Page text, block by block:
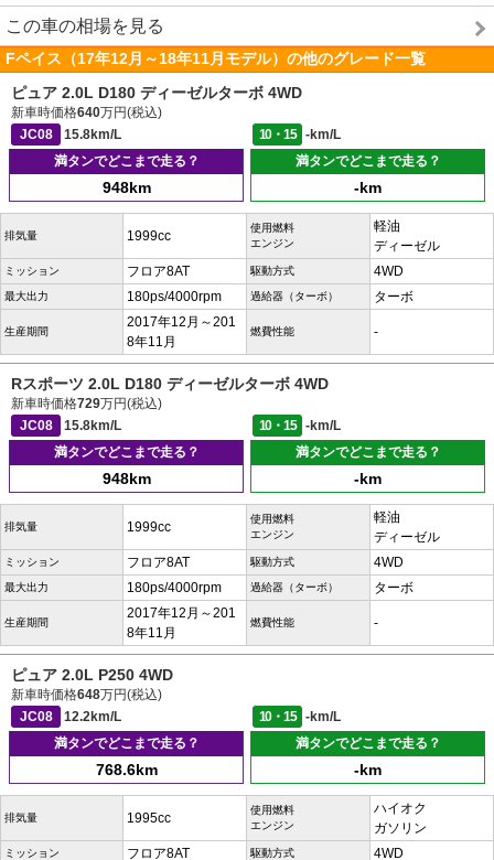
この車の相場を見る
Fペイス（17年12月～18年11月モデル）の他のグレード一覧
ピュア 2.0L D180 ディーゼルターボ 4WD
新車時価格640万円(税込)
JC08
15.8km/L 10・15
-km/L
満タンでどこまで走る？
948km
満タンでどこまで走る？
-km
排気量 1999cc
使用燃料
エンジン
軽油
ディーゼル
ミッション フロア8AT 駆動方式 4WD
最大出力 180ps/4000rpm 過給器（ターボ） ターボ
生産期間
2017年12月～201
8年11月
燃費性能 -
Rスポーツ 2.0L D180 ディーゼルターボ 4WD
新車時価格729万円(税込)
JC08
15.8km/L 10・15
-km/L
満タンでどこまで走る？
948km
満タンでどこまで走る？
-km
排気量 1999cc
使用燃料
エンジン
軽油
ディーゼル
ミッション フロア8AT 駆動方式 4WD
最大出力 180ps/4000rpm 過給器（ターボ） ターボ
生産期間
2017年12月～201
8年11月
燃費性能 -
ピュア 2.0L P250 4WD
新車時価格648万円(税込)
JC08
12.2km/L 10・15
-km/L
満タンでどこまで走る？
768.6km
満タンでどこまで走る？
-km
排気量 1995cc
使用燃料
エンジン
ハイオク
ガソリン
ミッション フロア8AT 駆動方式 4WD